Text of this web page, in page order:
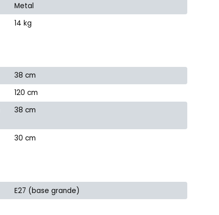
Metal
14 kg
38 cm
120 cm
38 cm
30 cm
E27 (base grande)